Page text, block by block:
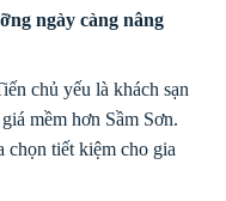
ngày càng nâng
chủ yếu là khách sạn
mềm hơn Sầm Sơn.
tiết kiệm cho gia